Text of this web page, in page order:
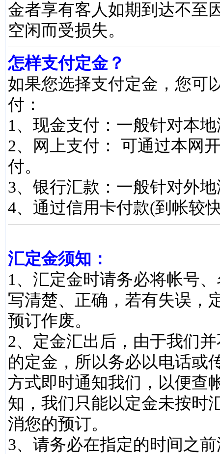
金者享有客人如期到达不至
空闲而受损失。
怎样支付定金？
如果您选择支付定金，您可
付：
1、现金支付：一般针对本
2、网上支付： 可通过本网
付。
3、银行汇款：一般针对外
4、通过信用卡付款(到帐较
汇定金须知：
1、汇定金时请务必将帐号
写清楚、正确，若有失误，
预订作废。
2、定金汇出后，由于我们
的定金，所以务必以电话或
方式即时通知我们，以便查
知，我们只能以定金未按时
消您的预订。
3、请务必在指定的时间之